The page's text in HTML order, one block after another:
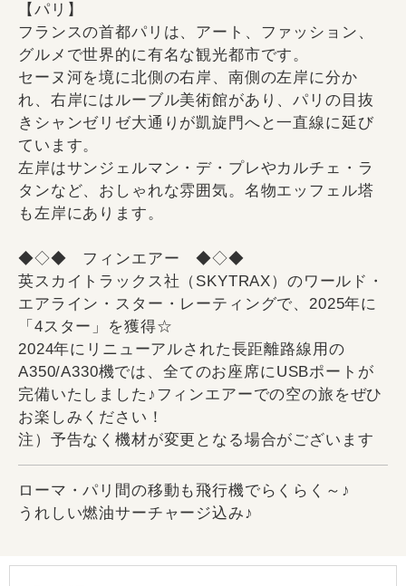
【パリ】
フランスの首都パリは、アート、ファッション、
グルメで世界的に有名な観光都市です。
セーヌ河を境に北側の右岸、南側の左岸に分か
れ、右岸にはルーブル美術館があり、パリの目抜
きシャンゼリゼ大通りが凱旋門へと一直線に延び
ています。
左岸はサンジェルマン・デ・プレやカルチェ・ラ
タンなど、おしゃれな雰囲気。名物エッフェル塔
も左岸にあります。
◆◇◆ フィンエアー ◆◇◆
英スカイトラックス社（SKYTRAX）のワールド・
エアライン・スター・レーティングで、2025年に
「4スター」を獲得☆
2024年にリニューアルされた長距離路線用の
A350/A330機では、全てのお座席にUSBポートが
完備いたしました♪フィンエアーでの空の旅をぜひ
お楽しみください！
注）予告なく機材が変更となる場合がございます
ローマ・パリ間の移動も飛行機でらくらく～♪
うれしい燃油サーチャージ込み♪